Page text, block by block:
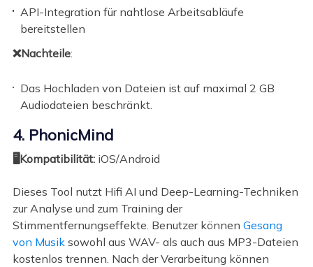
API-Integration für nahtlose Arbeitsabläufe
bereitstellen
❌Nachteile:
Das Hochladen von Dateien ist auf maximal 2 GB
Audiodateien beschränkt.
4. PhonicMind
🖥️Kompatibilität:iOS/Android
Dieses Tool nutzt Hifi AI und Deep-Learning-Techniken
zur Analyse und zum Training der
Stimmentfernungseffekte. Benutzer können Gesang
von Musiksowohl aus WAV- als auch aus MP3-Dateien
kostenlos trennen. Nach der Verarbeitung können